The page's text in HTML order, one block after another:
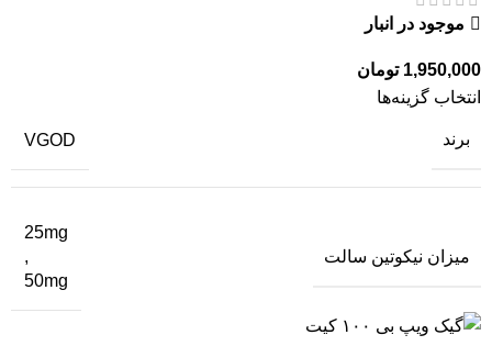
موجود در انبار
1,950,000 تومان
انتخاب گزینه‌ها
برند VGOD
میزان نیکوتین سالت
25mg
,
50mg